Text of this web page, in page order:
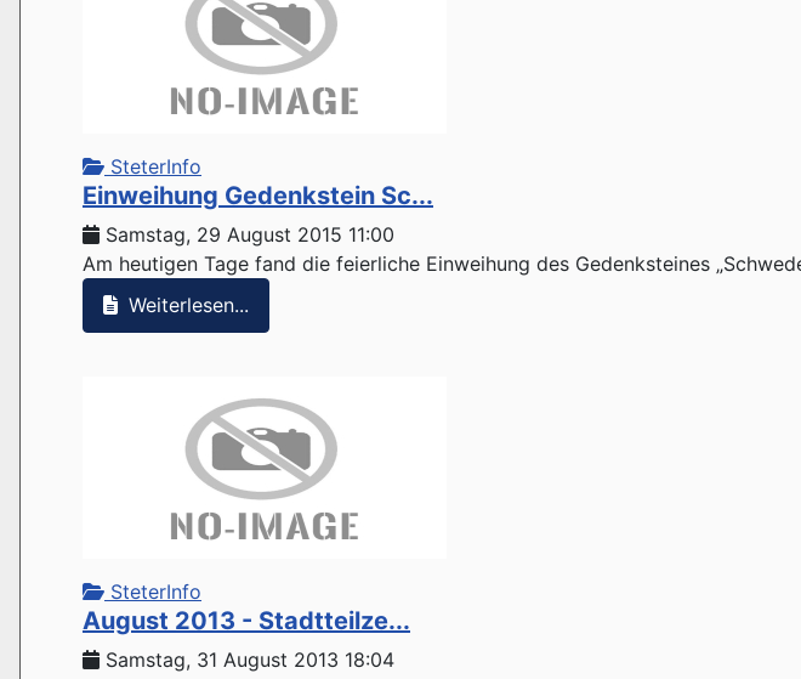
SteterInfo
Einweihung Gedenkstein Sc...
Samstag, 29 August 2015 11:00
Am heutigen Tage fand die feierliche Einweihung des Gedenksteines
Weiterlesen...
SteterInfo
August 2013 - Stadtteilze...
Samstag, 31 August 2013 18:04